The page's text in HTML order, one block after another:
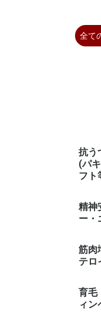
抗う
(パ
フト
精神
ー・
筋肉
テロ
育毛
ィ